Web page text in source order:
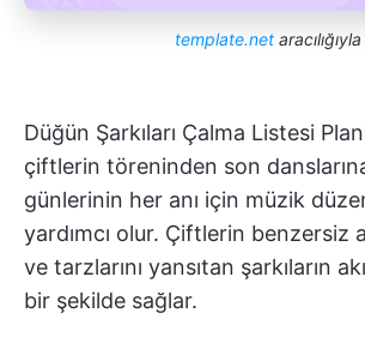
template.net aracılığıyla
Düğün Şarkıları Çalma Listesi
çiftlerin töreninden son
günlerinin her anı için müzik
yardımcı olur. Çiftlerin benzersiz
ve tarzlarını yansıtan şarkıların
bir şekilde sağlar.